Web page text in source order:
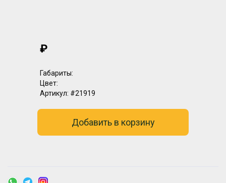
₽
Габариты:
Цвет:
Артикул: #21919
Добавить в корзину